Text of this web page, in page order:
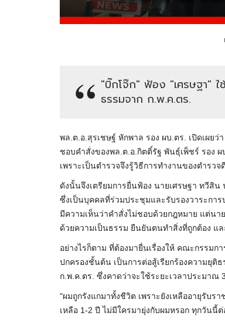
"บิ๊กโจ๊ก" ฟ้อง "เศรษฐา" ใ
ธรรมจาก ก.พ.ค.ตร.
พล.ต.อ.สุรเชษฐ์ หักพาล รอง ผบ.ตร. เปิดเผย
ชอบคำสั่งของพล.ต.อ.กิตติ์รัฐ พันธุ์เพ็ชร์ รอง
เพราะเป็นตำรวจจึงรู้วิธีการทำงานของตำรว
ดังนั้นจึงเตรียมการยื่นฟ้อง นายเศรษฐา ทวีสิ
ซึ่งเป็นบุคคลที่ร่วมประชุมและรับรองวาระกา
มีความเห็นว่าคำสั่งไม่ชอบด้วยกฎหมาย แต่นา
ด้วยความเป็นธรรม ยืนยันตนทำสิ่งที่ถูกต้อง แ
อย่างไรก็ตาม ที่ต้องมายื่นเรื่องให้ คณะกรรม
ปกครองชั้นต้น เป็นการต่อสู้เรียกร้องความยุติ
ก.พ.ค.ตร. ซึ่งคาดว่าจะใช้ระยะเวลาประมาณ
"ผมถูกรังแกมาทั้งชีวิต เพราะยังเหลืออายุรับร
เหลือ 1-2 ปี ไม่มีใครมายุ่งกับผมหรอก ทุกวันนี้